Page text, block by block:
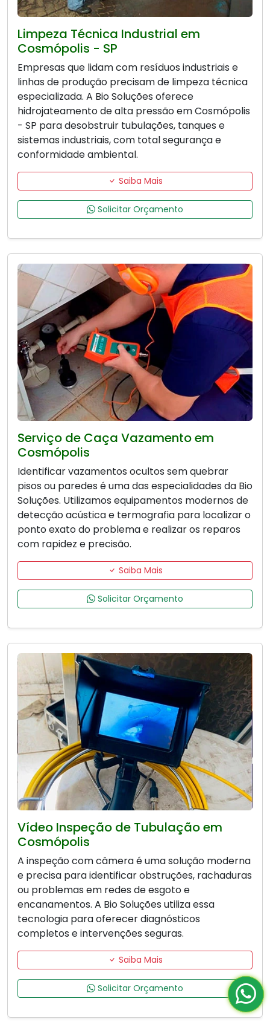
Limpeza Técnica Industrial em
Cosmópolis - SP
Empresas que lidam com resíduos industriais e
linhas de produção precisam de limpeza técnica
especializada. A Bio Soluções oferece
hidrojateamento de alta pressão em Cosmópolis
- SP para desobstruir tubulações, tanques e
sistemas industriais, com total segurança e
conformidade ambiental.
Saiba Mais
Solicitar Orçamento
Serviço de Caça Vazamento em
Cosmópolis
Identificar vazamentos ocultos sem quebrar
pisos ou paredes é uma das especialidades da Bio
Soluções. Utilizamos equipamentos modernos de
detecção acústica e termografia para localizar o
ponto exato do problema e realizar os reparos
com rapidez e precisão.
Saiba Mais
Solicitar Orçamento
Vídeo Inspeção de Tubulação em
Cosmópolis
A inspeção com câmera é uma solução moderna
e precisa para identificar obstruções, rachaduras
ou problemas em redes de esgoto e
encanamentos. A Bio Soluções utiliza essa
tecnologia para oferecer diagnósticos
completos e intervenções seguras.
Saiba Mais
Solicitar Orçamento